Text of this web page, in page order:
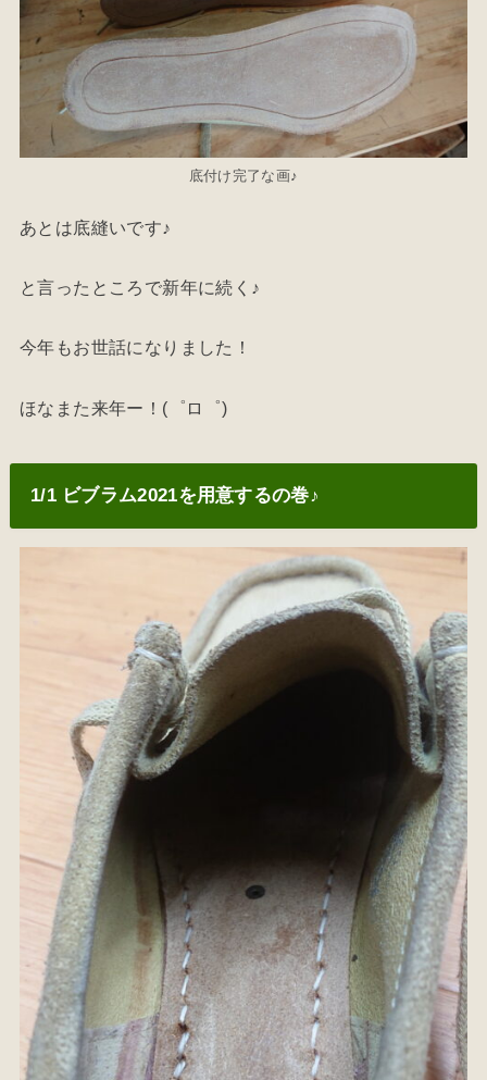
底付け完了な画♪
あとは底縫いです♪
と言ったところで新年に続く♪
今年もお世話になりました！
ほなまた来年ー！(゜ロ゜)
1/1 ビブラム2021を用意するの巻♪